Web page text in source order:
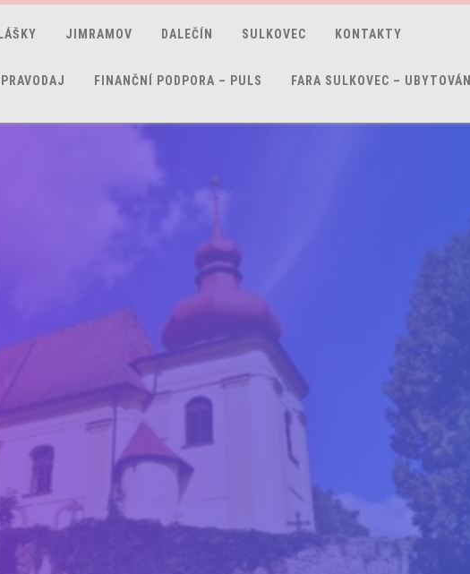
JIMRAMOV DALEČÍN SULKOVEC KONTAKTY
FINANČNÍ PODPORA – PULS FARA SULKOVEC – UBYTOVÁNÍ